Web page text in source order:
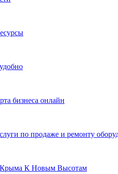
бизнеса онлайн
по продаже и ремонту
Крыма К Новым Высотам